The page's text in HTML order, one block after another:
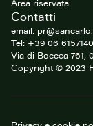
Area riservata
Contatti
email:
Tel: +39 06
Via di Boccea 761,
Copyright © 2023